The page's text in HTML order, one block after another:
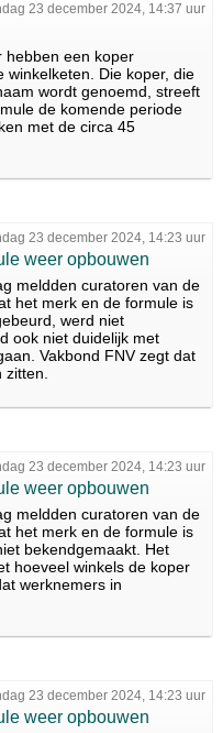
23 december 2024, 14:37 uur
hebben een koper
winkelketen. Die koper, die
wordt genoemd, streeft
de komende periode
met de circa 45
23 december 2024, 14:23 uur
weer opbouwen
meldden curatoren van de
het merk en de formule is
werd niet
ook niet duidelijk met
Vakbond FNV zegt dat
23 december 2024, 14:23 uur
weer opbouwen
meldden curatoren van de
het merk en de formule is
bekendgemaakt. Het
hoeveel winkels de koper
werknemers in
23 december 2024, 14:23 uur
weer opbouwen